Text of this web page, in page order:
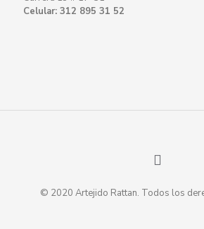
Celular: 312 895 31 52
© 2020 Artejido Rattan. Todos los